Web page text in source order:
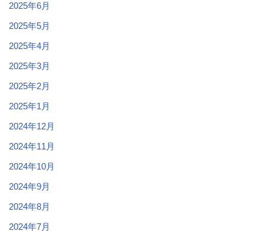
2025年6月
2025年5月
2025年4月
2025年3月
2025年2月
2025年1月
2024年12月
2024年11月
2024年10月
2024年9月
2024年8月
2024年7月